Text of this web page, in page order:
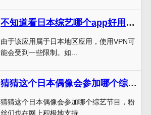
不知道看日本综艺哪个app好用？赶快了解这个排名第一的应用
由于该应用属于日本地区应用，使用VPN可
能会受到一些限制。如...
猜猜这个日本偶像会参加哪个综艺节目，粉丝们不要错过!
猜猜这个日本偶像会参加哪个综艺节目，粉
丝们也在网上积极地支持...